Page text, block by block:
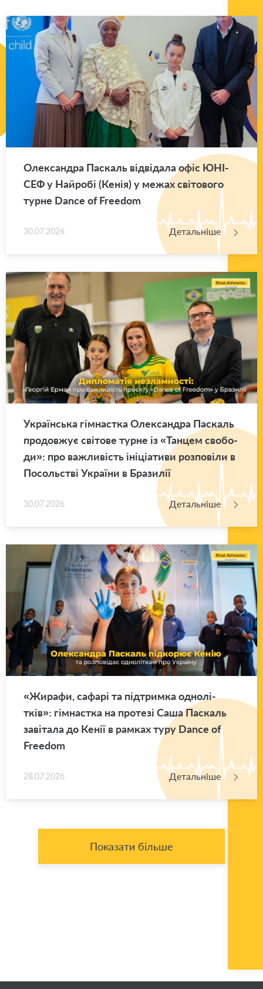
Оле­ксан­дра Па­скаль від­ві­да­ла офіс ЮНІ­
СЕФ у Най­ро­бі (Кенія) у межах сві­то­во­го
турне Dance of Freedom
30.07.2026 Детальніше
Укра­їн­ська гім­нас­тка Оле­ксан­дра Па­скаль
про­дов­жує сві­то­ве турне із «Тан­цем сво­бо­
ди»: про ва­жли­вість іні­ці­а­ти­ви роз­по­ві­ли в
По­соль­стві Укра­ї­ни в Бра­зи­лії
30.07.2026 Детальніше
«Жи­ра­фи, са­фа­рі та під­трим­ка одно­лі­
тків»: гім­нас­тка на про­те­зі Саша Па­скаль
за­ві­та­ла до Кенії в рам­ках туру Dance of
Freedom
28.07.2026 Детальніше
Показати більше